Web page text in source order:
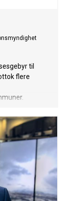
til
flere